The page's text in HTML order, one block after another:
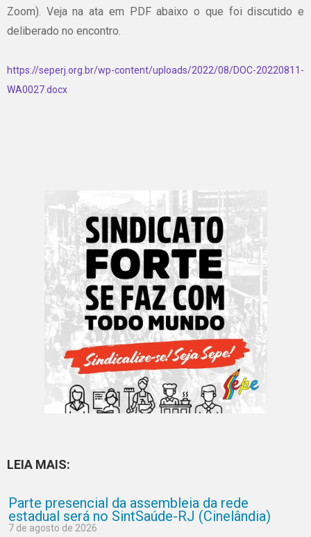
Zoom). Veja na ata em PDF abaixo o que foi discutido e
deliberado no encontro.
https://seperj.org.br/wp-content/uploads/2022/08/DOC-20220811-
WA0027.docx
LEIA MAIS:
Parte presencial da assembleia da rede
estadual será no SintSaúde-RJ (Cinelândia)
7 de agosto de 2026